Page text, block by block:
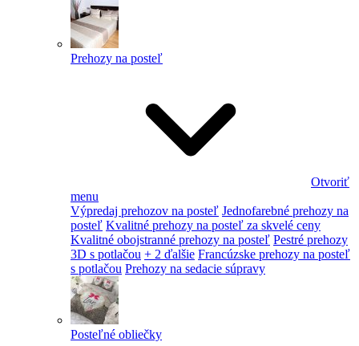
Prehozy na posteľ
Otvoriť
menu
Výpredaj prehozov na posteľ Jednofarebné prehozy na
posteľ Kvalitné prehozy na posteľ za skvelé ceny
Kvalitné obojstranné prehozy na posteľ Pestré prehozy
3D s potlačou + 2 ďalšie Francúzske prehozy na posteľ
s potlačou Prehozy na sedacie súpravy
Posteľné obliečky